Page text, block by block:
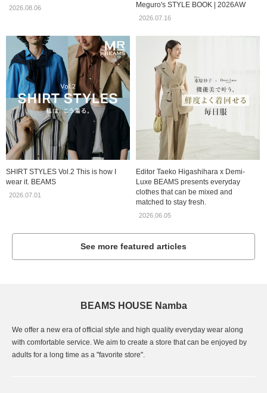
2026.08.06
Meguro's STYLE BOOK | 2026AW
2026.07.16
SHIRT STYLES Vol.2 This is how I
wear it. BEAMS
2026.07.01
Editor Taeko Higashihara x Demi-
Luxe BEAMS presents everyday
clothes that can be mixed and
matched to stay fresh.
2026.06.05
See more featured articles
BEAMS HOUSE Namba
We offer a new era of official style and high quality everyday wear along
with comfortable service. We aim to create a store that can be enjoyed by
adults for a long time as a "favorite store".